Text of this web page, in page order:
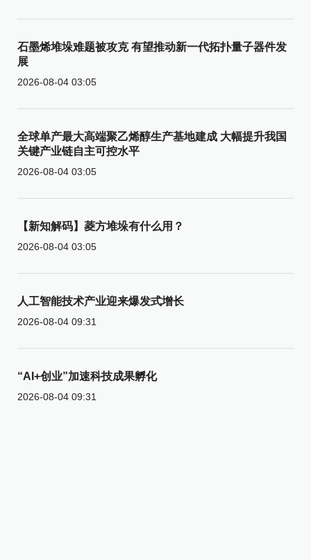
石墨烯堆垛难题被攻克 有望推动新一代拓扑量子器件发
展
2026-08-04 03:05
全球单产最大高端聚乙烯醇生产基地建成 大幅提升我国
关键产业链自主可控水平
2026-08-04 03:05
【新知解码】菱方堆垛有什么用？
2026-08-04 03:05
人工智能技术产业迎来爆发式增长
2026-08-04 09:31
“AI+创业”加速科技成果孵化
2026-08-04 09:31